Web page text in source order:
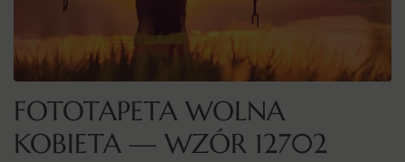
FOTOTAPETA WOLNA
KOBIETA — WZÓR 12702